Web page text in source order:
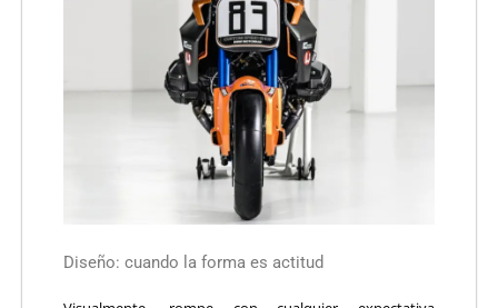
Diseño: cuando la forma es actitud